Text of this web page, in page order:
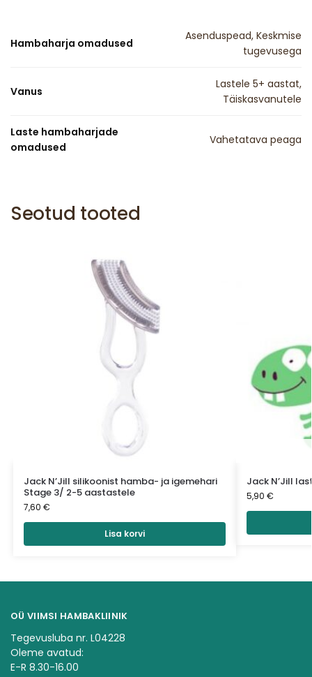
Hambaharja omadused
Asenduspead, Keskmise
tugevusega
Vanus
Lastele 5+ aastat,
Täiskasvanutele
Laste hambaharjade
omadused
Vahetatava peaga
Seotud tooted
Jack N’Jill silikoonist hamba- ja igemehari
Stage 3/ 2-5 aastastele
7,60 €
Lisa korvi
Jack N’Jill
5,90 €
OÜ VIIMSI HAMBAKLIINIK
Tegevusluba nr. L04228
Oleme avatud:
E-R 8.30-16.00